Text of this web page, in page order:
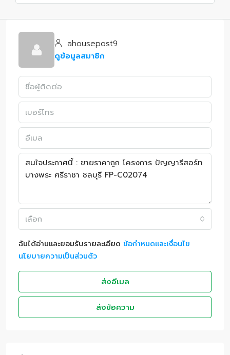
ahousepost9
ดูข้อมูลสมาชิก
เลือก
ฉันได้อ่านและยอมรับรายละเอียด ข้อกำหนดและเงื่อนไข
นโยบายความเป็นส่วนตัว
ส่งอีเมล
ส่งข้อความ